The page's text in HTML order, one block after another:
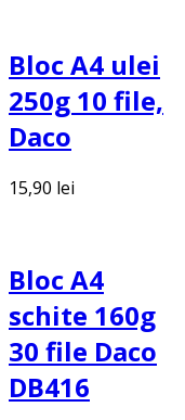
Bloc A4 ulei
250g 10 file,
Daco
15,90 lei
Bloc A4
schite 160g
30 file Daco
DB416